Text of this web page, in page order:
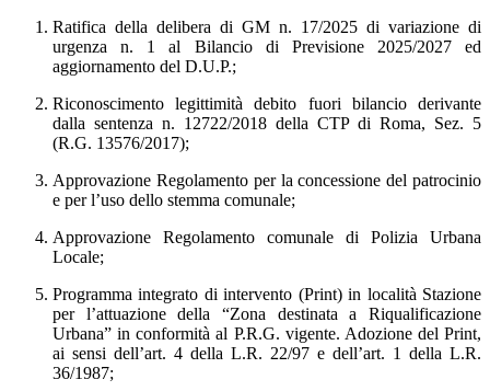
Ratifica della delibera di GM n. 17/2025 di variazione di
urgenza n. 1 al Bilancio di Previsione 2025/2027 ed
aggiornamento del D.U.P.;
Riconoscimento legittimità debito fuori bilancio derivante
dalla sentenza n. 12722/2018 della CTP di Roma, Sez. 5
(R.G. 13576/2017);
Approvazione Regolamento per la concessione del patrocinio
e per l’uso dello stemma comunale;
Approvazione Regolamento comunale di Polizia Urbana
Locale;
Programma integrato di intervento (Print) in località Stazione
per l’attuazione della “Zona destinata a Riqualificazione
Urbana” in conformità al P.R.G. vigente. Adozione del Print,
ai sensi dell’art. 4 della L.R. 22/97 e dell’art. 1 della L.R.
36/1987;